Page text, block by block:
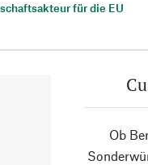
für die EU
Ob